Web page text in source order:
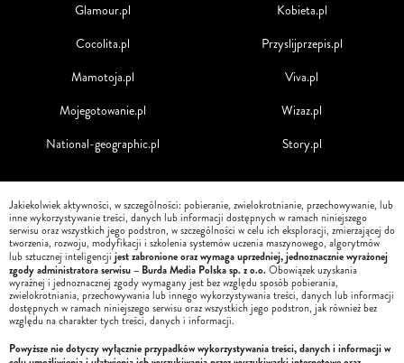
Glamour.pl
Cocolita.pl
Mamotoja.pl
Mojegotowanie.pl
National-geographic.pl
Kobieta.pl
Przyslijprzepis.pl
Viva.pl
Wizaz.pl
Story.pl
Jakiekolwiek aktywności, w szczególności: pobieranie, zwielokrotnianie, przechowywanie, lub
inne wykorzystywanie treści, danych lub informacji dostępnych w ramach niniejszego
serwisu oraz wszystkich jego podstron, w szczególności w celu ich eksploracji, zmierzającej do
tworzenia, rozwoju, modyfikacji i szkolenia systemów uczenia maszynowego, algorytmów
lub sztucznej inteligencji jest zabronione oraz wymaga uprzedniej, jednoznacznie wyrażonej
zgody administratora serwisu – Burda Media Polska sp. z o.o.Obowiązek uzyskania
wyraźnej i jednoznacznej zgody wymagany jest bez względu sposób pobierania,
zwielokrotniania, przechowywania lub innego wykorzystywania treści, danych lub informacji
dostępnych w ramach niniejszego serwisu oraz wszystkich jego podstron, jak również bez
względu na charakter tych treści, danych i informacji.
Powyższe nie dotyczy wyłącznie przypadków wykorzystywania treści, danych i informacji w